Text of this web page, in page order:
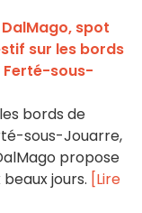
spot
sur les bords
Ferté-sous-
bords de
sous-Jouarre,
propose
jours. [Lire